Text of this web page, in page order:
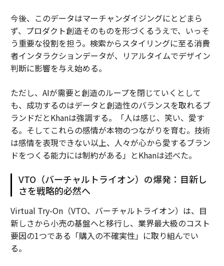
今後、このデータはマーチャンダイジングにとどまら
ず、プロダクト創造そのものを形づくるうえで、いっそ
う重要な役割を担う。検索からスタイリングに至る消費
者インタラクションデータが、リアルタイムでデザイン
判断に影響を与え始める。
ただし、AIが需要と創造のループを閉じていくとして
も、成功するのはデータと創造性のバランスを取れるブ
ランドだとKhanは強調する。「人は感じ、笑い、愛す
る。そしてこれらの感情が本物のつながりを育む。技術
は感情を表現できない以上、人々が心から愛するブラン
ドをつくる能力には制約がある」とKhanは述べた。
VTO（バーチャルトライオン）の爆発：目新し
さを戦略的必然へ
Virtual Try-On（VTO、バーチャルトライオン）は、目
新しさから小売の基盤へと移行し、業界最大級のコスト
要因の1つである「購入の不確実性」に取り組んでい
る。